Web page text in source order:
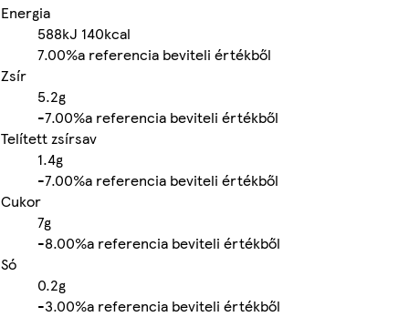
Energia
588kJ 140kcal
7.00%a referencia beviteli értékből
Zsír
5.2g
-7.00%a referencia beviteli értékből
Telített zsírsav
1.4g
-7.00%a referencia beviteli értékből
Cukor
7g
-8.00%a referencia beviteli értékből
Só
0.2g
-3.00%a referencia beviteli értékből